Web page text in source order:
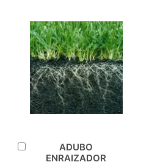
Adicionar
ADUBO
ENRAIZADOR